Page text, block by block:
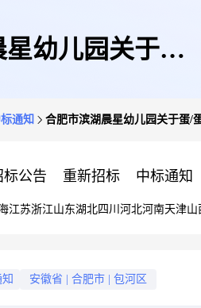
幼儿园关于蛋/
通知 合肥市滨湖晨星幼儿园关于蛋/
标公告 重新招标 中标通知
江苏浙江山东湖北四川 河北河南天津山
安徽省 合肥市 包河区